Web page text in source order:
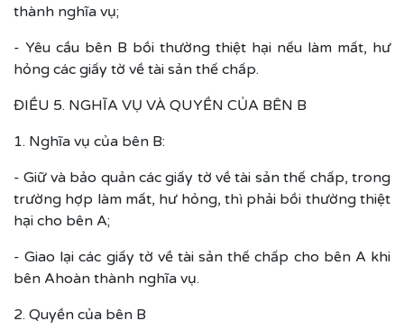
thành nghĩa vụ;
- Yêu cầu bên B bồi thường thiệt hại nếu làm mất, hư
hỏng các giấy tờ về tài sản thế chấp.
ĐIỀU 5. NGHĨA VỤ VÀ QUYỀN CỦA BÊN B
1. Nghĩa vụ của bên B:
- Giữ và bảo quản các giấy tờ về tài sản thế chấp, trong
trường hợp làm mất, hư hỏng, thì phải bồi thường thiệt
hại cho bên A;
- Giao lại các giấy tờ về tài sản thế chấp cho bên A khi
bên Ahoàn thành nghĩa vụ.
2. Quyền của bên B